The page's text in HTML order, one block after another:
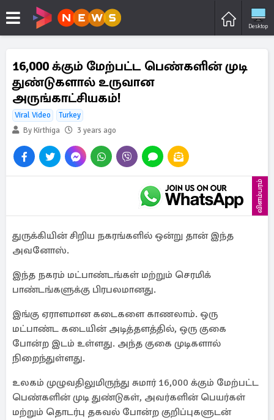
Desktop
16,000 க்கும் மேற்பட்ட பெண்களின் முடி
துண்டுகளால் உருவான
அருங்காட்சியகம்!
Viral Video
Turkey
By Kirthiga
3 years ago
விளம்பரம்
துருக்கியின் சிறிய நகரங்களில் ஒன்று தான் இந்த
அவனோஸ்.
இந்த நகரம் மட்பாண்டங்கள் மற்றும் செரமிக்
பாண்டங்களுக்கு பிரபலமானது.
இங்கு ஏராளமான கடைகளை காணலாம். ஒரு
மட்பாண்ட கடையின் அடித்தளத்தில், ஒரு குகை
போன்ற இடம் உள்ளது. அந்த குகை முடிகளால்
நிறைந்துள்ளது.
உலகம் முழுவதிலுமிருந்து சுமார் 16,000 க்கும் மேற்பட்ட
பெண்களின் முடி துண்டுகள், அவர்களின் பெயர்கள்
மற்றும் தொடர்பு தகவல் போன்ற குறிப்புகளுடன்